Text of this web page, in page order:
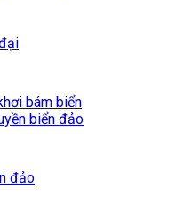
bám biển
biển đảo
đảo